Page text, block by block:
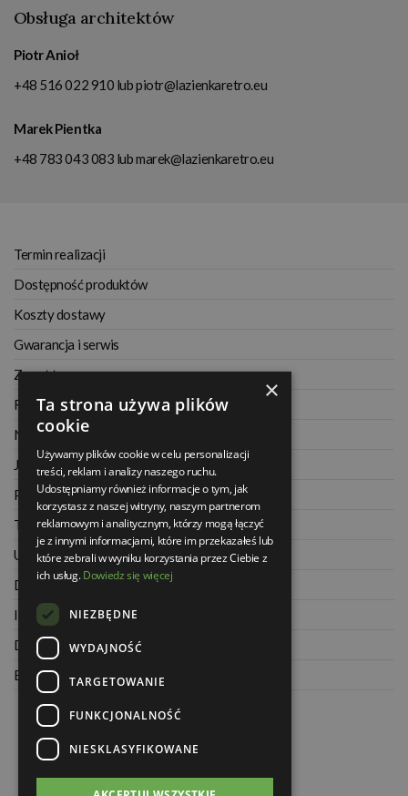
Obsługa architektów
Piotr Anioł
+48 516 022 910 lubpiotr@lazienkaretro.eu
Marek Pientka
+48 783 043 083 lubmarek@lazienkaretro.eu
Termin realizacji
Dostępność produktów
Koszty dostawy
Gwarancja i serwis
Zwrot towaru
Regulamin
Najczęściej zadawane pytania
Jak kupować na raty
Polityka prywatności
Twoje zamówienia
Ustawienia konta
Dane kontaktowe
Informacje o firmie
Dla architektów
Blog
×
Ta strona używa plików
cookie
Używamy plików cookie w celu personalizacji
treści, reklam i analizy naszego ruchu.
Udostępniamy również informacje o tym, jak
korzystasz z naszej witryny, naszym partnerom
reklamowym i analitycznym, którzy mogą łączyć
je z innymi informacjami, które im przekazałeś lub
które zebrali w wyniku korzystania przez Ciebie z
ich usług.Dowiedz się więcej
NIEZBĘDNE
WYDAJNOŚĆ
TARGETOWANIE
FUNKCJONALNOŚĆ
NIESKLASYFIKOWANE